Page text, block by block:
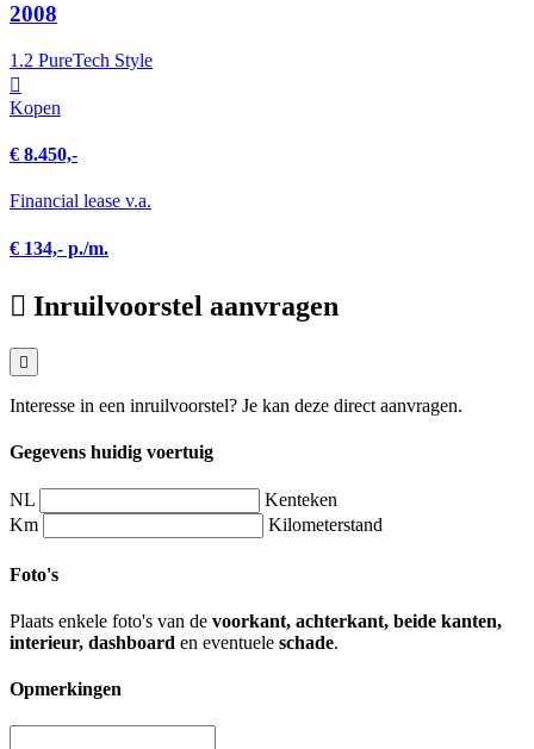
2008
1.2 PureTech Style
Kopen
€ 8.450,-
Financial lease v.a.
€ 134,- p./m.
Inruilvoorstel aanvragen
Interesse in een inruilvoorstel? Je kan deze direct aanvragen.
Gegevens huidig voertuig
NL
Kenteken
Km
Kilometerstand
Foto's
Plaats enkele foto's van de voorkant, achterkant, beide kanten,
interieur, dashboard en eventuele schade.
Opmerkingen